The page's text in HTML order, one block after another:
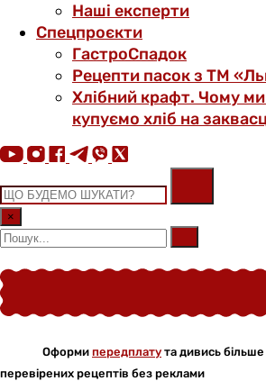
Наші експерти
Спецпроєкти
ГастроСпадок
Рецепти пасок з ТМ
Хлібний крафт. Чому
купуємо хліб на
×
Оформи передплату та дивись
перевірених рецептів без реклами